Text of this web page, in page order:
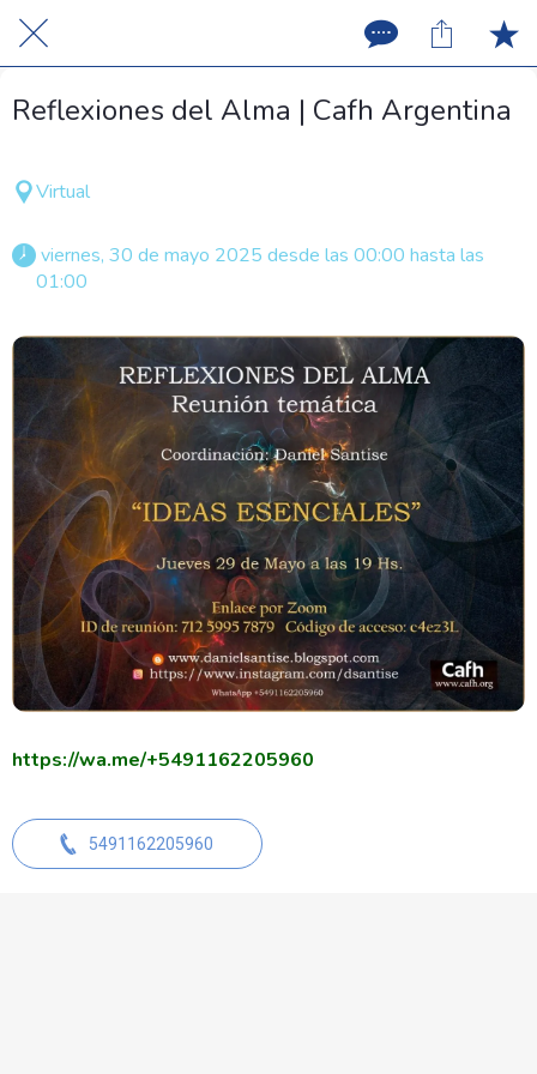
Reflexiones del Alma | Cafh Argentina
Virtual
01:00
https://wa.me/+5491162205960
5491162205960